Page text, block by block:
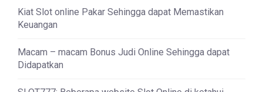
Kiat Slot online Pakar Sehingga dapat Memastikan
Keuangan
Macam – macam Bonus Judi Online Sehingga dapat
Didapatkan